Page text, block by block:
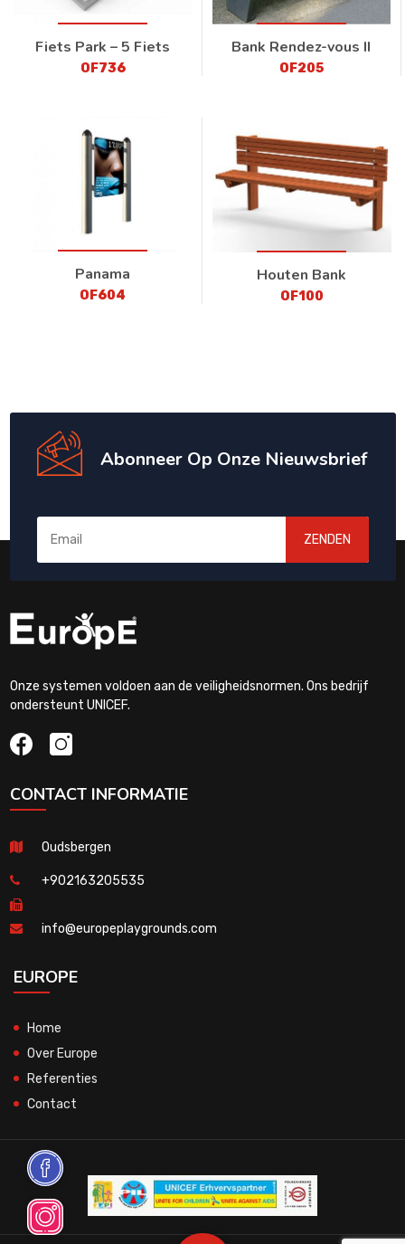
Fiets Park – 5 Fiets
OF736
Bank Rendez-vous II
OF205
Panama
OF604
Houten Bank
OF100
Abonneer Op Onze Nieuwsbrief
ZENDEN
Onze systemen voldoen aan de veiligheidsnormen. Ons bedrijf
ondersteunt UNICEF.
CONTACT INFORMATIE
Oudsbergen
+902163205535
info@europeplaygrounds.com
EUROPE
Home
Over Europe
Referenties
Contact